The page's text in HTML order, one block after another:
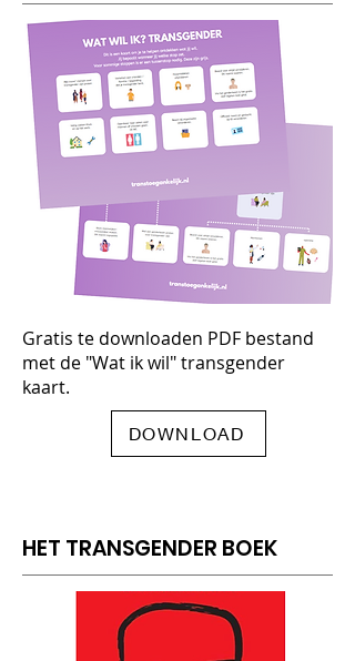
Gratis te downloaden PDF bestand
met de "Wat ik wil" transgender
kaart.
DOWNLOAD
HET TRANSGENDER BOEK